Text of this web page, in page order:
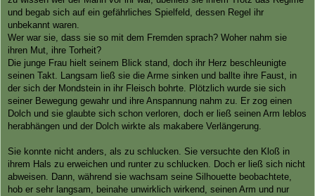
und begab sich auf ein gefährliches Spielfeld, dessen Regel ihr
unbekannt waren.
Wer war sie, dass sie so mit dem Fremden sprach? Woher nahm sie
ihren Mut, ihre Torheit?
Die junge Frau hielt seinem Blick stand, doch ihr Herz beschleunigte
seinen Takt. Langsam ließ sie die Arme sinken und ballte ihre Faust, in
der sich der Mondstein in ihr Fleisch bohrte. Plötzlich wurde sie sich
seiner Bewegung gewahr und ihre Anspannung nahm zu. Er zog einen
Dolch und sie glaubte sich schon verloren, doch er ließ seinen Arm leblos
herabhängen und der Dolch wirkte als makabere Verlängerung.
Sie konnte nicht anders, als zu schlucken. Sie versuchte den Kloß in
ihrem Hals zu erweichen und runter zu schlucken. Doch er ließ sich nicht
abweisen. Dann, während sie wachsam seine Silhouette beobachtete,
hob er sehr langsam, beinahe unwirklich wirkend, seinen Arm und nur